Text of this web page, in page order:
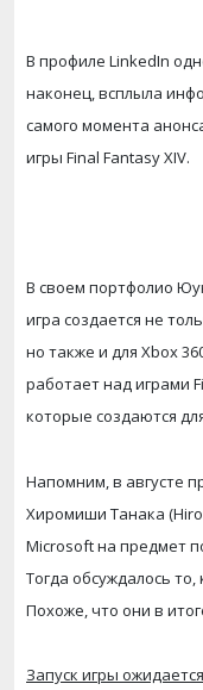
В профиле LinkedIn
наконец, всплыла
самого момента
игры Final Fantasy XIV.
В своем портфолио
игра создается не
но также и для Xbox
работает над играми
которые создаются
Напомним, в августе
Хиромиши Танака
Microsoft на предмет
Тогда обсуждалось то,
Похоже, что они в
Запуск игры